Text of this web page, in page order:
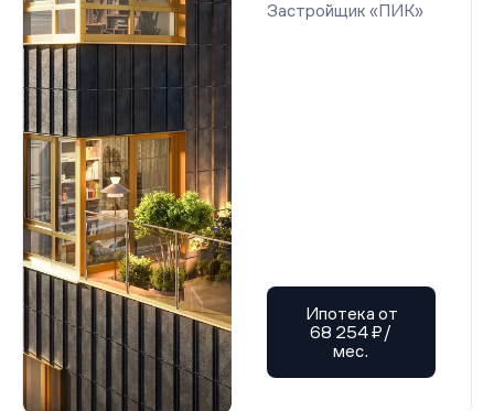
Застройщик «ПИК»
Ипотека от
68 254 ₽/
мес.